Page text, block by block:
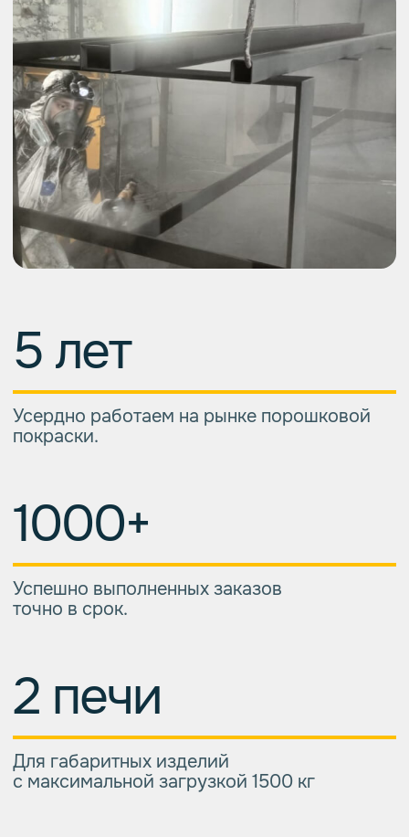
Полный комплекс
работ по металлу
01
Оперативно закупаем
металл у проверенных
поставщиков.
02 Изготавливаем
металлоконструкции
03 Проводим сварочные
работы, используя
подходящий метод сварки.
04 Очищаем поверхность
конструкции от ржавчины,
05
Покрываем порошковыми
красками лучших мировых
производителей.
06
Доставляем готовую
конструкцию на ваш объект